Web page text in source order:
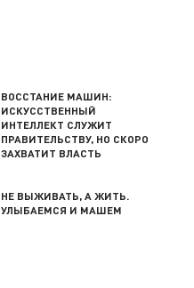
ВОССТАНИЕ МАШИН:
ИСКУССТВЕННЫЙ
ИНТЕЛЛЕКТ СЛУЖИТ
ПРАВИТЕЛЬСТВУ, НО СКОРО
ЗАХВАТИТ ВЛАСТЬ
НЕ ВЫЖИВАТЬ, А ЖИТЬ.
УЛЫБАЕМСЯ И МАШЕМ